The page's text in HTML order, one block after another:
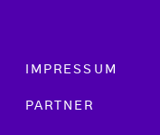
Footer menu
IMPRESSUM
PARTNER